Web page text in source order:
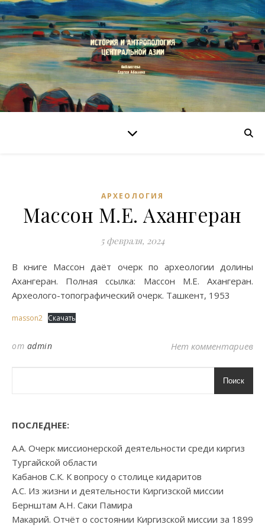
АРХЕОЛОГИЯ
Массон М.Е. Ахангеран
5 февраля, 2024
В книге Массон даёт очерк по археологии долины
Ахангеран. Полная ссылка: Массон М.Е. Ахангеран.
Археолого-топографический очерк. Ташкент, 1953
masson2 Скачать
от admin Нет комментариев
Поиск
ПОСЛЕДНЕЕ:
А.А. Очерк миссионерской деятельности среди киргиз
Тургайской области
Кабанов С.К. К вопросу о столице кидаритов
А.С. Из жизни и деятельности Киргизской миссии
Бернштам А.Н. Саки Памира
Макарий. Отчёт о состоянии Киргизской миссии за 1899